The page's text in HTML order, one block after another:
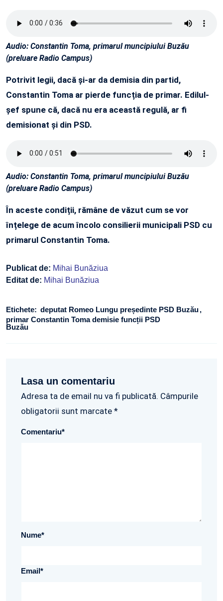
Audio: Constantin Toma, primarul muncipiului Buzău
(preluare Radio Campus)
Potrivit legii, dacă și-ar da demisia din partid,
Constantin Toma ar pierde funcția de primar. Edilul-
șef spune că, dacă nu era această regulă, ar fi
demisionat și din PSD.
Audio: Constantin Toma, primarul muncipiului Buzău
(preluare Radio Campus)
În aceste condiții, rămâne de văzut cum se vor
înțelege de acum încolo consilierii municipali PSD cu
primarul Constantin Toma.
Publicat de: Mihai Bunăziua
Editat de: Mihai Bunăziua
Etichete: deputat Romeo Lungu președinte PSD Buzău
primar Constantin Toma demisie funcții PSD
Buzău
Lasa un comentariu
Adresa ta de email nu va fi publicată. Câmpurile
obligatorii sunt marcate *
Comentariu*
Nume*
Email*